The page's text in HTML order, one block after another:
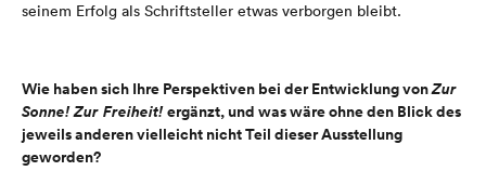
seinem Erfolg als Schriftsteller etwas verborgen bleibt.
Wie haben sich Ihre Perspektiven bei der Entwicklung vonZur
Sonne! Zur Freiheit! ergänzt, und was wäre ohne den Blick des
jeweils anderen vielleicht nicht Teil dieser Ausstellung
geworden?